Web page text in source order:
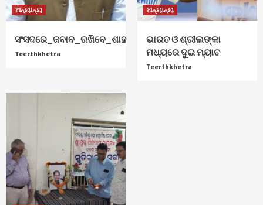
ଅନ୍ୟାନ୍ୟ
ସଂସଦରେ_ଜବାବ_ରଖିବେ_ଶାହ
Teerthkhetra
ଅନ୍ୟାନ୍ୟ
ଭାରତ ଓ ଶ୍ରୀଲଙ୍କା
ମଧ୍ୟରେ ଦୁଇ ମ୍ୟାଚ
Teerthkhetra